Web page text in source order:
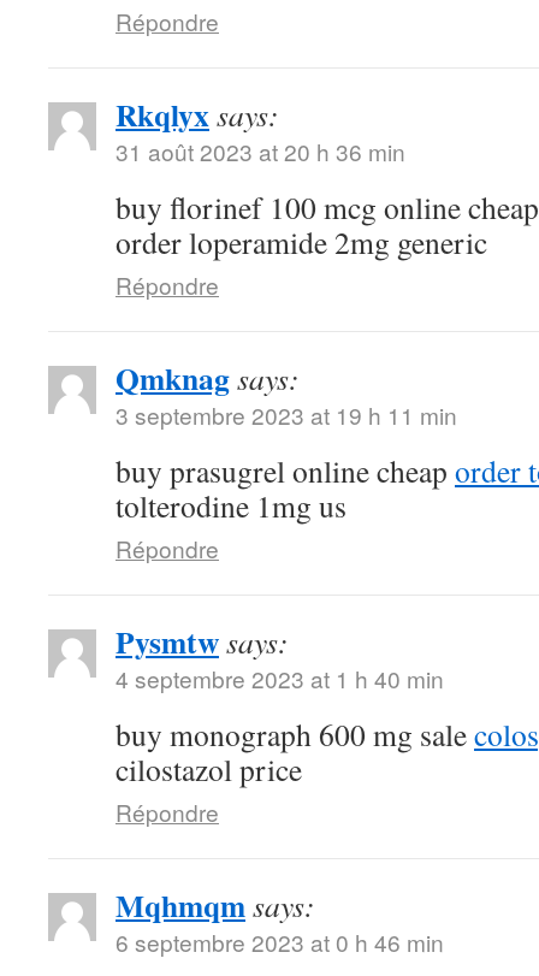
Répondre
Rkqlyxsays:
31 août 2023 at 20 h 36 min
buy florinef 100 mcg online
order loperamide 2mg generic
Répondre
Qmknagsays:
3 septembre 2023 at 19 h 11 min
buy prasugrel online cheap order
tolterodine 1mg us
Répondre
Pysmtwsays:
4 septembre 2023 at 1 h 40 min
buy monograph 600 mg sale
cilostazol price
Répondre
Mqhmqmsays:
6 septembre 2023 at 0 h 46 min